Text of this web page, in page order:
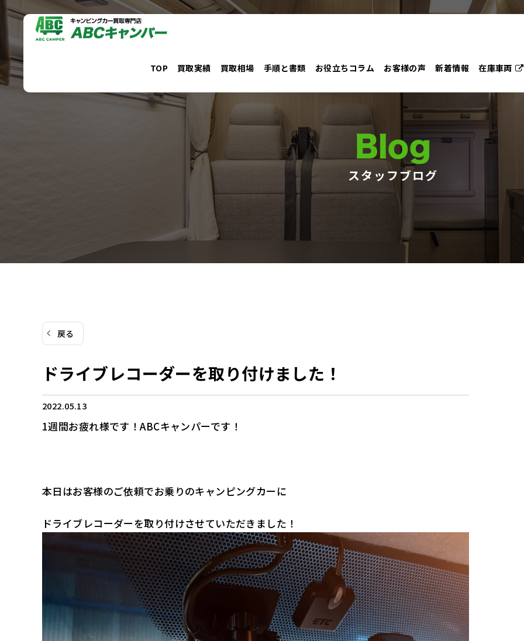
コ
テ
ン
ツ
TOP 買取実績 買取相場 手順と書類 お役立ちコラム お客様の声 新着情報 在庫車両
Blog
スタッフブログ
戻る
ドライブレコーダーを取り付けました！
2022.05.13
1週間お疲れ様です！ABCキャンパーです！
本日はお客様のご依頼でお乗りのキャンピングカーに
ドライブレコーダーを取り付けさせていただきました！